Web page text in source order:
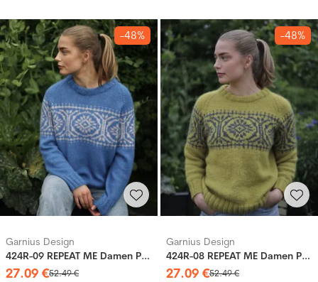
-48%
Garnius Design
424R-09 REPEAT ME Damen Pullover
27.09 €52.49€
-48%
Garnius Design
424R-08 REPEAT ME Damen Pullover
27.09 €52.49€